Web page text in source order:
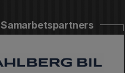
Samarbetspartners